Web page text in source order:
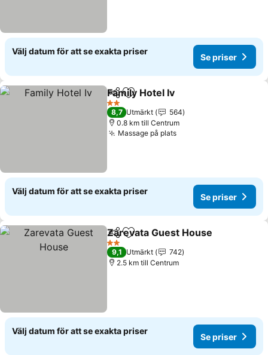
Välj datum för att se exakta priser
Se priser
Dela Lägg till i Mina Favoriter
Family Hotel Iv
2 Stjärnor
8,7 Utmärkt
564
0.8 km till Centrum
Massage på platsSe priser
Välj datum för att se exakta priser
Se priser
Dela Lägg till i Mina Favoriter
Zarevata Guest House
2 Stjärnor
9,1 Utmärkt
742
2.5 km till Centrum
Välj datum för att se exakta priser
Se priser